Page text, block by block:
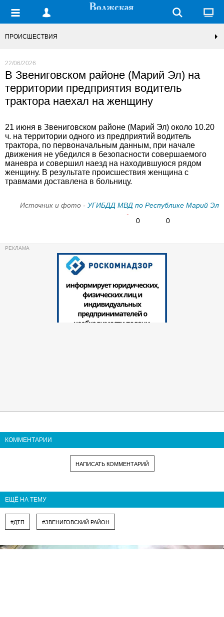
ПРОИСШЕСТВИЯ
22/06/2026
В Звениговском районе (Марий Эл) на
территории предприятия водитель
трактора наехал на женщину
21 июня в Звениговском районе (Марий Эл) около 10.20
ч. на территории одного из предприятий водитель
трактора, по первоначальным данным, при начале
движения не убедился в безопасности совершаемого
маневра и совершил наезд на находившуюся рядом
женщину. В результате происшествия женщина с
травмами доставлена в больницу.
Источник и фото - УГИБДД МВД по Республике Марий Эл
0
0
КОММЕНТАРИИ
НАПИСАТЬ КОММЕНТАРИЙ
ЕЩЁ НА ТЕМУ
#ДТП #ЗВЕНИГОВСКИЙ РАЙОН